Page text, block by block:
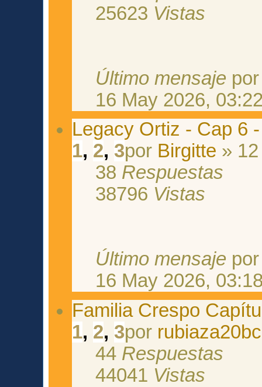
25623 Vistas
Último mensaje
16 May 2026,
Legacy Ortiz - Cap 6
1, 2, 3por Birgitte »
38 Respuestas
38796 Vistas
Último mensaje
16 May 2026,
Familia Crespo
1, 2, 3por
44 Respuestas
44041 Vistas